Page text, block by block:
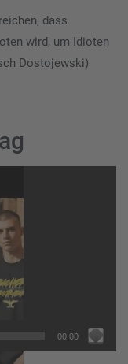
dass
wird, um Idioten
Dostojewski)
00:00